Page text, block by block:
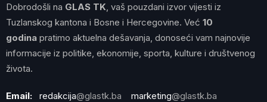
Dobrodošli na GLAS TK , vaš pouzdani izvor vijesti iz
Tuzlanskog kantona i Bosne i Hercegovine. Već 10
godina pratimo aktuelna dešavanja, donoseći vam najnovije
informacije iz politike, ekonomije, sporta, kulture i društvenog
života.
Email: redakcija@glastk.ba marketing@glastk.ba